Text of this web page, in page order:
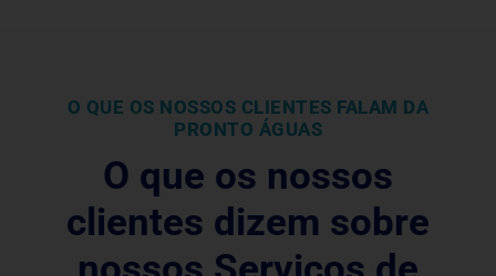
O QUE OS NOSSOS CLIENTES FALAM DA
PRONTO ÁGUAS
O que os nossos
clientes dizem sobre